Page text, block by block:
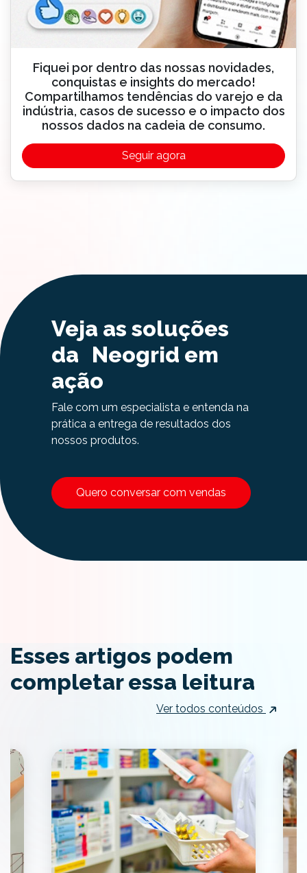
Fiquei por dentro das nossas novidades,
conquistas e insights do mercado!
Compartilhamos tendências do varejo e da
indústria, casos de sucesso e o impacto dos
nossos dados na cadeia de consumo.
Seguir agora
Veja as soluções
da Neogrid em
ação
Fale com um especialista e entenda na
prática a entrega de resultados dos
nossos produtos.
Quero conversar com vendas
Esses artigos podem
completar essa leitura
Ver todos conteúdos